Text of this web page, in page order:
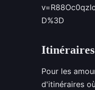
D%3D
Itinéraires
Pour les
d'itinéraires